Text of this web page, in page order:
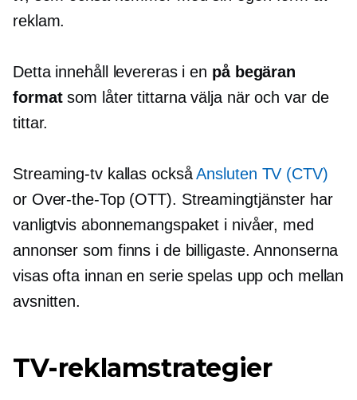
reklam.
Detta innehåll levereras i en på begäran
formatsom låter tittarna välja när och var de
tittar.
Streaming-tv kallas ocksåAnsluten TV (CTV)
or Over-the-Top(OTT). Streamingtjänster har
vanligtvis abonnemangspaket i nivåer, med
annonser som finns i de billigaste. Annonserna
visas ofta innan en serie spelas upp och mellan
avsnitten.
TV-reklamstrategier